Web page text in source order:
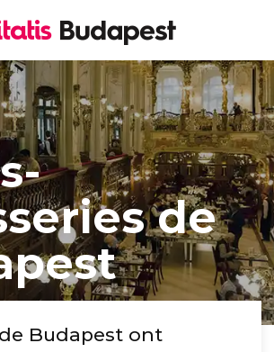
de
Budapest ont